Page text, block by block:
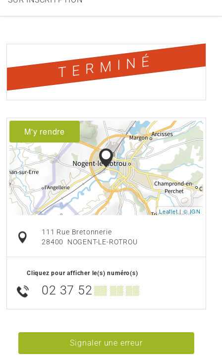
TERMINÉ
M'y rendre
Leaflet|© IGN
111 Rue Bretonnerie
28400
NOGENT-LE-ROTROU
Cliquez pour afficher le(s) numéro(s)
02 37 52 ▒▒ ▒▒ ▒▒
Signaler une erreur